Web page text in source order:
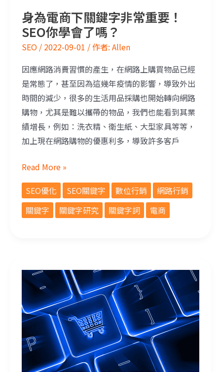
身為電商下關鍵字非常重要！
SEO你學會了嗎？
SEO / 2022-09-01 / 作者: Allen
因應網路消費習慣的產生，在網路上購買物品已經
是常態了，甚至因為這幾年疫情的影響，導致外出
時間的減少，很多的生活用品採購也開始轉向網路
購物，尤其是難以攜帶的物品，我們也能看到其業
績增長，例如：洗衣精、衛生紙、大型家具等等，
加上現在網路購物的優惠利多，導致許多客戶
Read More »
SEO優化
SEO關鍵字 數位行銷
網路行銷
關鍵字
關鍵字研究 關鍵字詞 電商
電商教學！電商排名報表！Shopify、亞馬遜的差別？